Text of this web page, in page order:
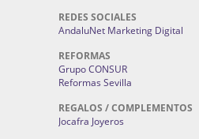
REDES SOCIALES
AndaluNet Marketing Digital
REFORMAS
Grupo CONSUR
Reformas Sevilla
REGALOS / COMPLEMENTOS
Jocafra Joyeros